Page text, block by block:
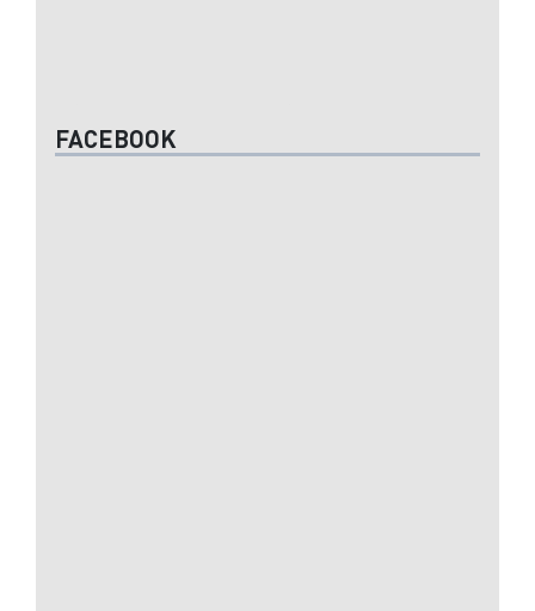
FACEBOOK